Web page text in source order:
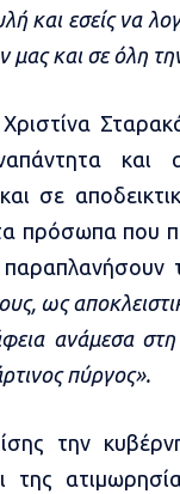
και εσείς να
και σε όλη
Χριστίνα
σε
πρόσωπα που
ως
ανάμεσα
πύργος».
την
της